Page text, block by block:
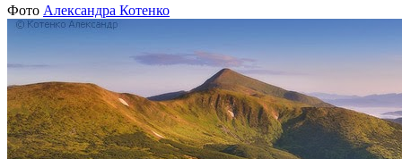
Фото Александра Котенко